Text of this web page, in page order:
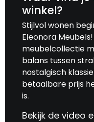
winkel?
Stijlvol wonen
Eleonora
meubelcollectie
balans tussen
nostalgisch
betaalbare prijs
is.
Bekijk de video